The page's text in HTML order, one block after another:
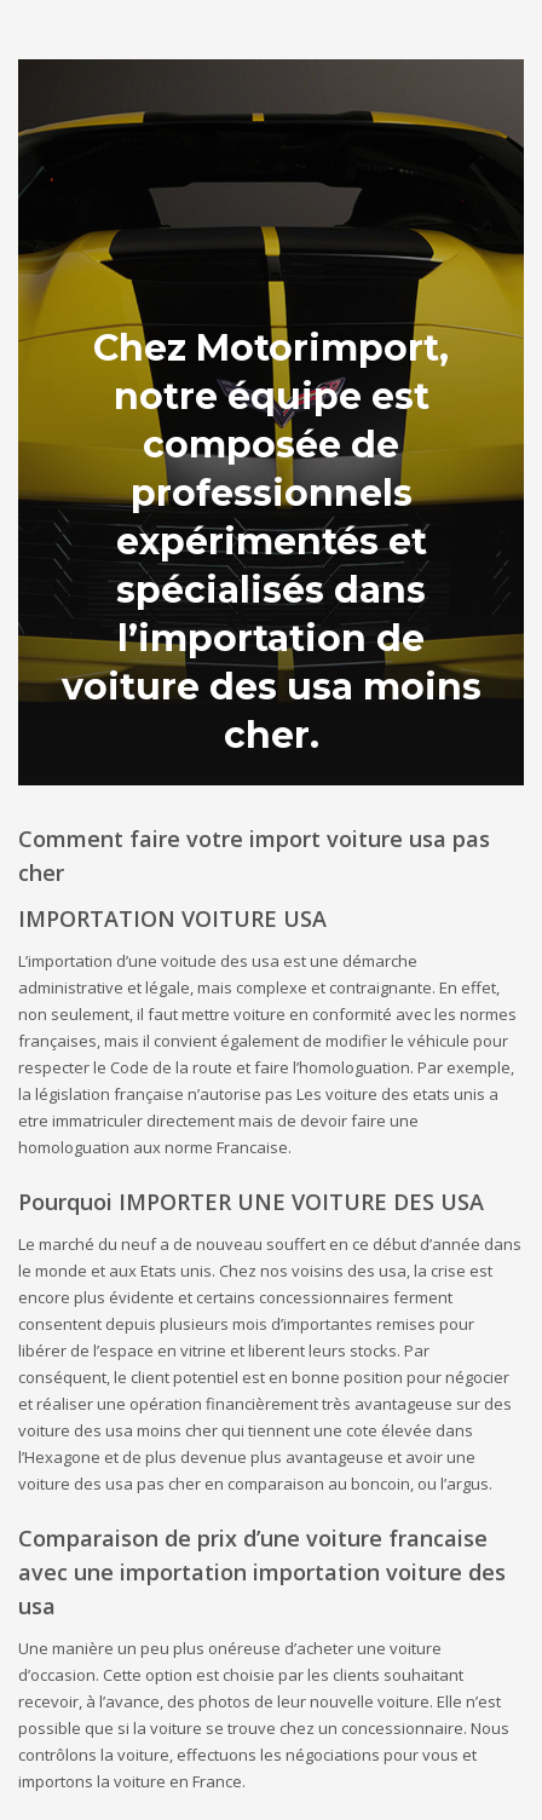
Chez Motorimport,
notre équipe est
composée de
professionnels
expérimentés et
spécialisés dans
l’importation de
voiture des usa moins
cher.
Comment faire votre import voiture usa pas
cher
IMPORTATION VOITURE USA
L’importation d’une voitude des usa est une démarche
administrative et légale, mais complexe et contraignante. En effet,
non seulement, il faut mettre voiture en conformité avec les normes
françaises, mais il convient également de modifier le véhicule pour
respecter le Code de la route et faire l’homologuation. Par exemple,
la législation française n’autorise pas Les voiture des etats unis a
etre immatriculer directement mais de devoir faire une
homologuation aux norme Francaise.
Pourquoi IMPORTER UNE VOITURE DES USA
Le marché du neuf a de nouveau souffert en ce début d’année dans
le monde et aux Etats unis. Chez nos voisins des usa, la crise est
encore plus évidente et certains concessionnaires ferment
consentent depuis plusieurs mois d’importantes remises pour
libérer de l’espace en vitrine et liberent leurs stocks. Par
conséquent, le client potentiel est en bonne position pour négocier
et réaliser une opération financièrement très avantageuse sur des
voiture des usa moins cher qui tiennent une cote élevée dans
l’Hexagone et de plus devenue plus avantageuse et avoir une
voiture des usa pas cher en comparaison au boncoin, ou l’argus.
Comparaison de prix d’une voiture francaise
avec une importation importation voiture des
usa
Une manière un peu plus onéreuse d’acheter une voiture
d’occasion. Cette option est choisie par les clients souhaitant
recevoir, à l’avance, des photos de leur nouvelle voiture. Elle n’est
possible que si la voiture se trouve chez un concessionnaire. Nous
contrôlons la voiture, effectuons les négociations pour vous et
importons la voiture en France.